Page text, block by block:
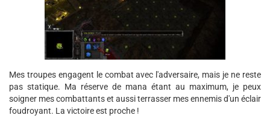
Mes troupes engagent le combat avec l'adversaire, mais je ne reste
pas statique. Ma réserve de mana étant au maximum, je peux
soigner mes combattants et aussi terrasser mes ennemis d'un éclair
foudroyant. La victoire est proche !